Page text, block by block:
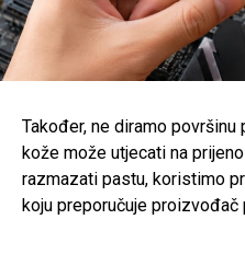
Također, ne diramo
kože može utjecati na
razmazati pastu, koristimo
koju preporučuje proizvođač